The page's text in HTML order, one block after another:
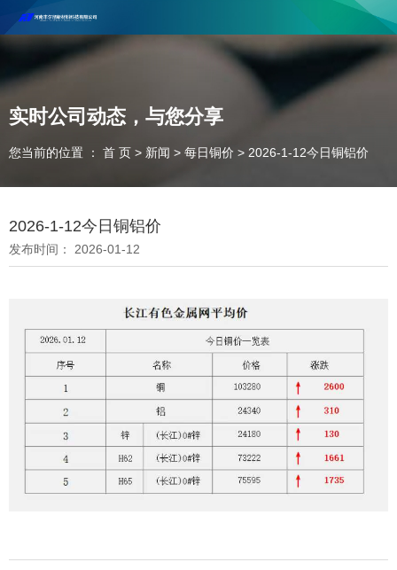
河南丰尔彻新材料科技有限公司欢迎合作咨询！
联系电话：18037947756
实时公司动态，与您分享
您当前的位置 ： 首 页 > 新闻 > 每日铜价 > 2026-1-12今日铜铝价
2026-1-12今日铜铝价
发布时间： 2026-01-12